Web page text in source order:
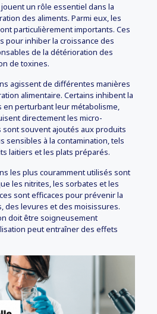
un rôle essentiel dans la
des aliments. Parmi eux, les
particulièrement importants. Ces
pour inhiber la croissance des
de la détérioration des
de toxines.
agissent de différentes manières
alimentaire. Certains inhibent la
en perturbant leur métabolisme,
directement les micro-
sont souvent ajoutés aux produits
sensibles à la contamination, tels
laitiers et les plats préparés.
les plus couramment utilisés sont
les nitrites, les sorbates et les
sont efficaces pour prévenir la
des levures et des moisissures.
doit être soigneusement
peut entraîner des effets